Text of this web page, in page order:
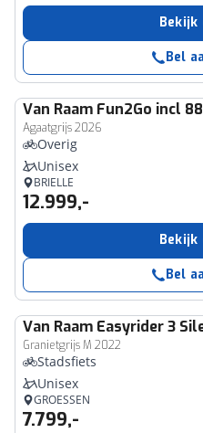
Bel
Van Raam Fun2Go incl
Agaatgrijs 2026
Overig
Unisex
BRIELLE
12.999,-
Bel
Van Raam Easyrider 3
Granietgrijs M 2022
Stadsfiets
Unisex
GROESSEN
7.799,-